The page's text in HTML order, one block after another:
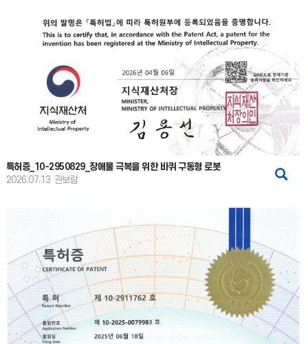
특허증_10-2950829_장애물 극복을 위한 바퀴 구동형 로봇
2026.07.13 권보람